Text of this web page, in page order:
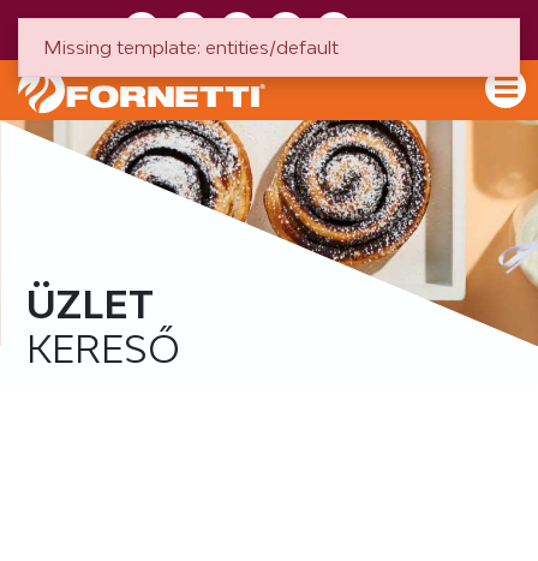
ÜZLET
KERESŐ
Missing template: entities/default